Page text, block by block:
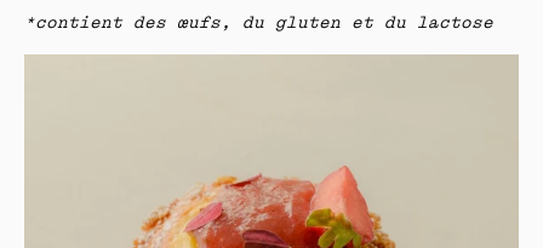
*contient des œufs, du gluten et du lactose